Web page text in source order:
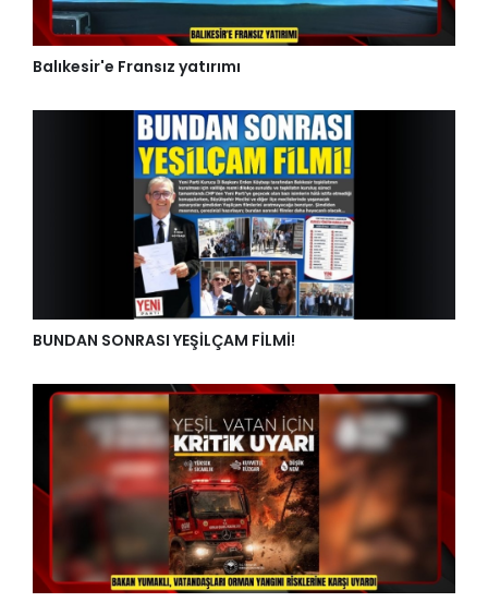
Balıkesir'e Fransız yatırımı
BUNDAN SONRASI YEŞİLÇAM FİLMİ!